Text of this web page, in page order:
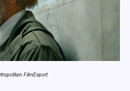
FilmExport